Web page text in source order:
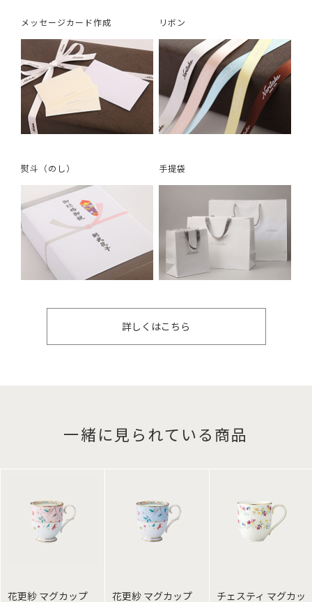
メッセージカード作成 リボン
熨斗（のし） 手提袋
詳しくはこちら
一緒に見られている商品
花更紗 マグカップ
花更紗 マグカップ
チェスティ マグカッ